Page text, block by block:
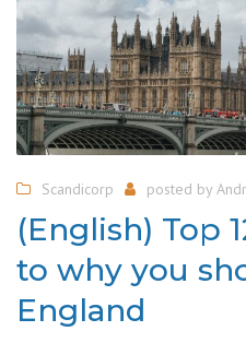
Scandicorp posted by
(English) Top
to why you
England